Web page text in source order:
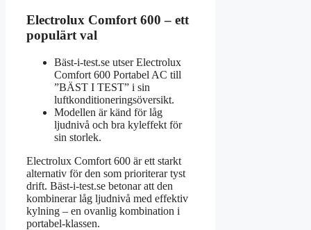
Electrolux Comfort 600 – ett
populärt val
Bäst-i-test.se utser Electrolux
Comfort 600 Portabel AC till
”BÄST I TEST” i sin
luftkonditioneringsöversikt.
Modellen är känd för låg
ljudnivå och bra kyleffekt för
sin storlek.
Electrolux Comfort 600 är ett starkt
alternativ för den som prioriterar tyst
drift. Bäst-i-test.se betonar att den
kombinerar låg ljudnivå med effektiv
kylning – en ovanlig kombination i
portabel-klassen.